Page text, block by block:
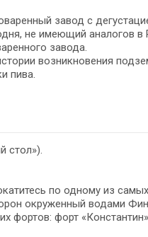
завод с
не имеющий аналогов
завода.
возникновения
пива.
стол»).
по одному из
окруженный водами
фортов: форт